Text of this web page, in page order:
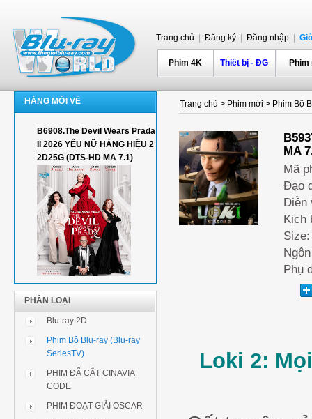
Trang chủ Đăng ký Đăng nhập
Phim 4K Thiết bị - ĐG
HÀNG MỚI VỀ
B6908.The Devil Wears Prada
II 2026 YÊU NỮ HÀNG HIỆU 2
2D25G (DTS-HD MA 7.1)
PHÂN LOẠI
Blu-ray 2D
Phim Bộ Blu-ray (Blu-ray
SeriesTV)
PHIM ĐÃ CẮT CINAVIA
CODE
PHIM ĐOẠT GIẢI OSCAR
Trang chủ > Phim mới > Phim Bộ
MA
Mã
Đạo
Diễn
Kịch
Phụ
Loki 2: